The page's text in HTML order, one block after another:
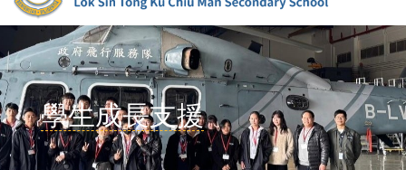
學生成長支援